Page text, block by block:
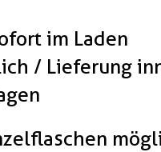
im Laden
/ Lieferung